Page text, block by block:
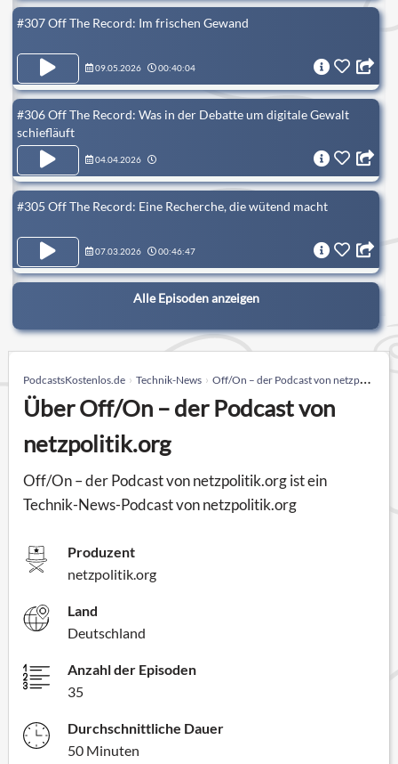
#307 Off The Record: Im frischen Gewand
09.05.2026 00:40:04
#306 Off The Record: Was in der Debatte um digitale Gewalt
schiefläuft
04.04.2026
#305 Off The Record: Eine Recherche, die wütend macht
07.03.2026 00:46:47
Alle Episoden anzeigen
PodcastsKostenlos.de Technik-News Off/On – der Podcast von netzpolitik.org
Über Off/On – der Podcast von
netzpolitik.org
Off/On – der Podcast von netzpolitik.org ist ein
Technik-News-Podcast von netzpolitik.org
Produzent
netzpolitik.org
Land
Deutschland
Anzahl der Episoden
35
Durchschnittliche Dauer
50 Minuten